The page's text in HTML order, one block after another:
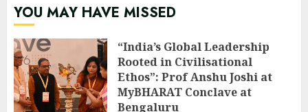
YOU MAY HAVE MISSED
“India’s Global Leadership
Rooted in Civilisational
Ethos”: Prof Anshu Joshi at
MyBHARAT Conclave at
Bengaluru